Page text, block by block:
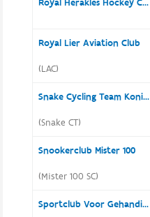
Royal Herakles Hockey Club
Royal Lier Aviation Club
(LAC)
Snake Cycling Team Koningshooikt
(Snake CT)
Snookerclub Mister 100
(Mister 100 SC)
Sportclub Voor Gehandicapten Nete Lier